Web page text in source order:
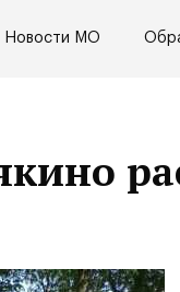
Новости МО